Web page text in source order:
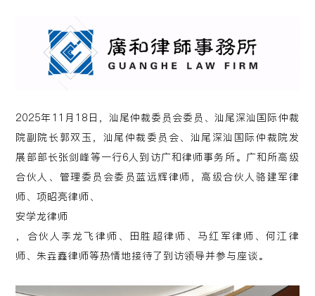
2025年11月18日，汕尾仲裁委员会委员、汕尾深汕国际仲裁
院副院长郭双玉，汕尾仲裁委员会、汕尾深汕国际仲裁院发
展部部长张剑峰等一行6人到访广和律师事务所。广和所高级
合伙人、管理委员会委员蓝远辉律师，高级合伙人骆建军律
师、项昭亮律师、
安学龙律师
，合伙人李龙飞律师、田胜超律师、马红军律师、何江律
师、朱垚鑫律师等热情地接待了到访领导并参与座谈。